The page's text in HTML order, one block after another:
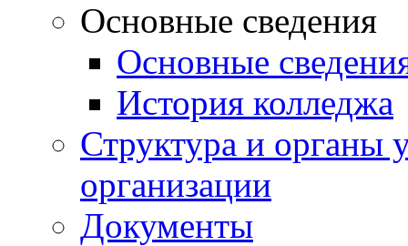
Основные сведения
Основные
История колледжа
Структура и органы
организации
Документы